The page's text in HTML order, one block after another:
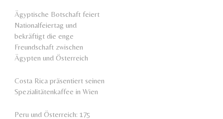
Ägyptische Botschaft feiert
Nationalfeiertag und
bekräftigt die enge
Freundschaft zwischen
Ägypten und Österreich
Costa Rica präsentiert seinen
Spezialitätenkaffee in Wien
Peru und Österreich: 175